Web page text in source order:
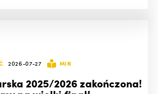
2026-07-27 MIN
2025/2026 zakończona!